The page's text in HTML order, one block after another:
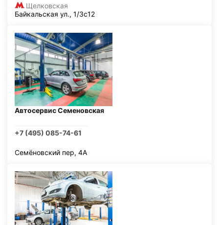
Щелковская
Байкальская ул., 1/3с12
Автосервис Семеновская
+7 (495) 085-74-61
Семёновский пер, 4А